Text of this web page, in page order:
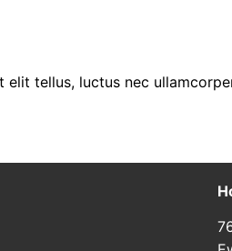
tellus, luctus nec